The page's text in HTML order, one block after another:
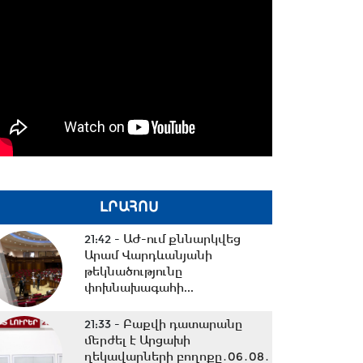
ԼՐԱՀՈՍ
21:42 - ԱԺ-ում քննարկվեց
Արամ Վարդևանյանի
թեկնածությունը
փոխնախագահի...
21:33 - Բաքվի դատարանը
մերժել է Արցախի
ղեկավարների բողոքը․06․08․